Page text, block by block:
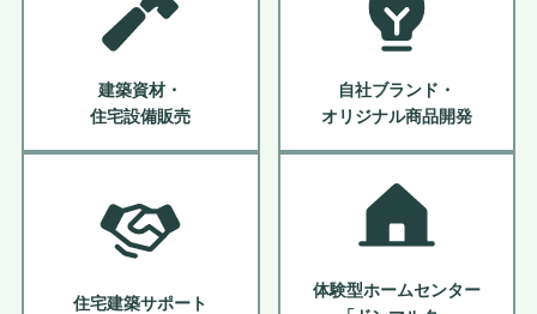
建築資材・
住宅設備販売
自社ブランド・
オリジナル商品開発
住宅建築サポート
体験型ホームセンター